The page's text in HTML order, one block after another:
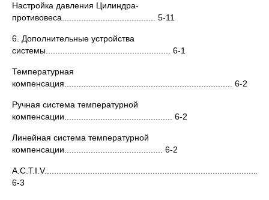
Настройка давления Цилиндра-
противовеса....................................... 5-11
6. Дополнительные устройства
системы.................................................... 6-1
Температурная
компенсация...................................................................... 6-2
Ручная система температурной
компенсации............................................. 6-2
Линейная система температурной
компенсации......................................... 6-2
6-3